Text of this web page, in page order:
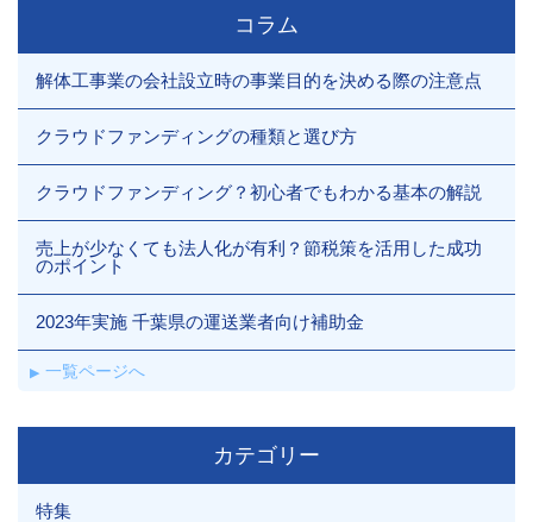
コラム
解体工事業の会社設立時の事業目的を決める際の注意点
クラウドファンディングの種類と選び方
クラウドファンディング？初心者でもわかる基本の解説
売上が少なくても法人化が有利？節税策を活用した成功
のポイント
2023年実施 千葉県の運送業者向け補助金
一覧ページへ
カテゴリー
特集